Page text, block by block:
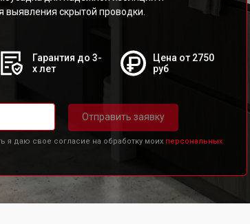
выявления скрытой проводки.
Гарантия до 3-
х лет
Цена от 2750
руб
Отправить заявку
я даю свое согласие на обработку моих персональных